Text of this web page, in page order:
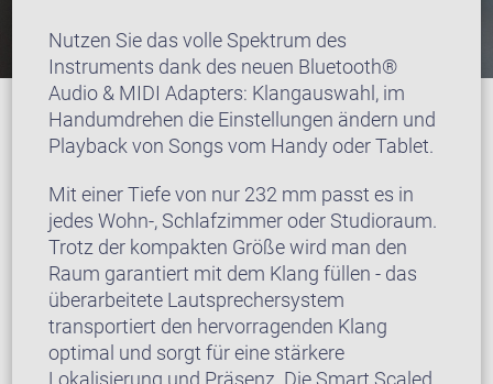
Nutzen Sie das volle Spektrum des
Instruments dank des neuen Bluetooth®
Audio & MIDI Adapters: Klangauswahl, im
Handumdrehen die Einstellungen ändern und
Playback von Songs vom Handy oder Tablet.
Mit einer Tiefe von nur 232 mm passt es in
jedes Wohn-, Schlafzimmer oder Studioraum.
Trotz der kompakten Größe wird man den
Raum garantiert mit dem Klang füllen - das
überarbeitete Lautsprechersystem
transportiert den hervorragenden Klang
optimal und sorgt für eine stärkere
Lokalisierung und Präsenz. Die Smart Scaled